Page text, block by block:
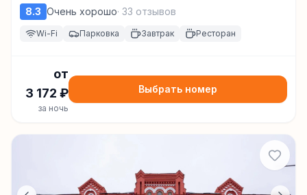
8.3 Очень хорошо· 33 отзывов
Wi-Fi Парковка Завтрак Ресторан
от
3 172 ₽
за ночь
Выбрать номер